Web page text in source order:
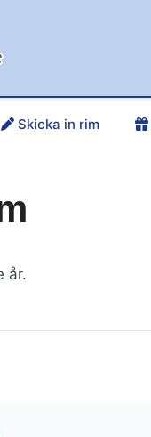
Skicka in rim
år.